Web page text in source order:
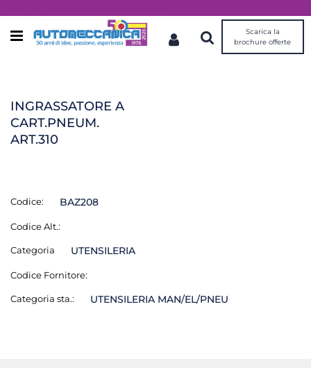
Open menu
Scarica la
brochure offerte
INGRASSATORE A
CART.PNEUM.
ART.310
Codice: BAZ208
Codice Alt.:
Categoria UTENSILERIA
Codice Fornitore:
Categoria sta.: UTENSILERIA MAN/EL/PNEU